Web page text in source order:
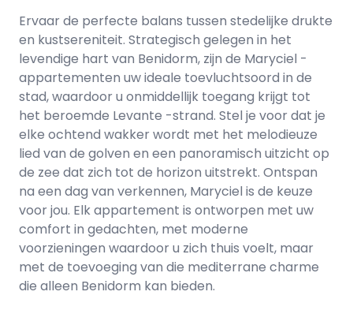
Ervaar de perfecte balans tussen stedelijke drukte
en kustsereniteit. Strategisch gelegen in het
levendige hart van Benidorm, zijn de Maryciel -
appartementen uw ideale toevluchtsoord in de
stad, waardoor u onmiddellijk toegang krijgt tot
het beroemde Levante -strand. Stel je voor dat je
elke ochtend wakker wordt met het melodieuze
lied van de golven en een panoramisch uitzicht op
de zee dat zich tot de horizon uitstrekt. Ontspan
na een dag van verkennen, Maryciel is de keuze
voor jou. Elk appartement is ontworpen met uw
comfort in gedachten, met moderne
voorzieningen waardoor u zich thuis voelt, maar
met de toevoeging van die mediterrane charme
die alleen Benidorm kan bieden.